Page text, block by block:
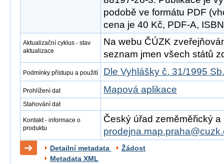
podobě ve formátu PDF
cena je 40 Kč, PDF-A,
Aktualizační cyklus - stav
aktualizace
Na webu ČÚZK
seznam jmen všech států
Podmínky přístupu a použití Dle Vyhlášky č. 31/1995 Sb.
Prohlížení dat Mapová aplikace
Stahování dat
Kontakt - informace o
produktu
Český úřad zeměměřický
Detailní metadata
Žádost
Metadata XML